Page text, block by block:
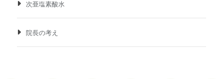
次亜塩素酸水
院長の考え